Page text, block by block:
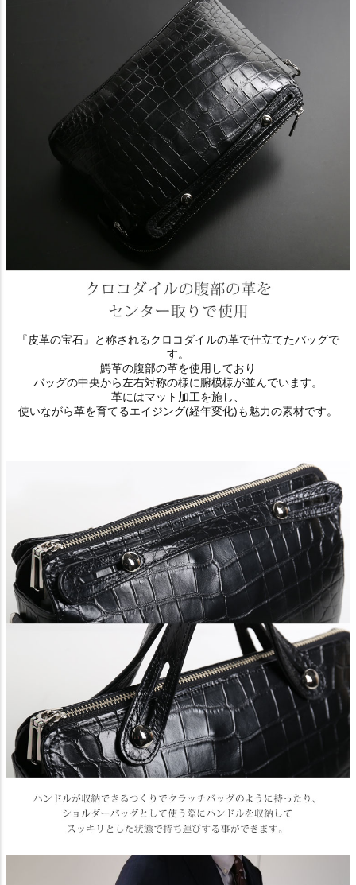
『皮革の宝石』と称されるクロコダイルの革で仕立てたバッグで
す。
鰐革の腹部の革を使用しており
バッグの中央から左右対称の様に腑模様が並んでいます。
革にはマット加工を施し、
使いながら革を育てるエイジング(経年変化)も魅力の素材です。